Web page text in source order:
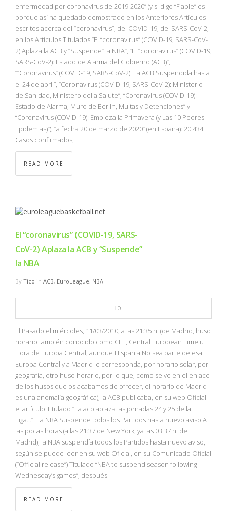
enfermedad por coronavirus de 2019-2020” (y si digo “Fiable” es
porque así ha quedado demostrado en los Anteriores Artículos
escritos acerca del “coronavirus”, del COVID-19, del SARS-CoV-2,
en los Artículos Titulados “El “coronavirus” (COVID-19, SARS-CoV-
2) Aplaza la ACB y “Suspende” la NBA”, “El “coronavirus” (COVID-19,
SARS-CoV-2): Estado de Alarma del Gobierno (ACB)”,
““Coronavirus” (COVID-19, SARS-CoV-2): La ACB Suspendida hasta
el 24 de abril”, “Coronavirus (COVID-19, SARS-CoV-2): Ministerio
de Sanidad, Ministero della Salute”, “Coronavirus (COVID-19):
Estado de Alarma, Muro de Berlin, Multas y Detenciones” y
“Coronavirus (COVID-19): Empieza la Primavera (y Las 10 Peores
Epidemias)”), “a fecha 20 de marzo de 2020” (en España): 20.434
Casos confirmados,
READ MORE
El “coronavirus” (COVID-19, SARS-
CoV-2) Aplaza la ACB y “Suspende”
la NBA
By Tico in ACB, EuroLeague, NBA
0
El Pasado el miércoles, 11/03/2010, a las 21:35 h. (de Madrid, huso
horario también conocido como CET, Central European Time u
Hora de Europa Central, aunque Hispania No sea parte de esa
Europa Central y a Madrid le corresponda, por horario solar, por
geografía, otro huso horario, por lo que, como se ve en el enlace
de los husos que os acabamos de ofrecer, el horario de Madrid
es una anomalía geográfica), la ACB publicaba, en su web Oficial
el artículo Titulado “La acb aplaza las jornadas 24 y 25 de la
Liga…”. La NBA Suspende todos los Partidos hasta nuevo aviso A
las pocas horas (a las 21:37 de New York, ya las 03:37 h. de
Madrid), la NBA suspendía todos los Partidos hasta nuevo aviso,
según se puede leer en su web Oficial, en su Comunicado Oficial
(“Official release”) Titulado “NBA to suspend season following
Wednesday’s games”, después
READ MORE